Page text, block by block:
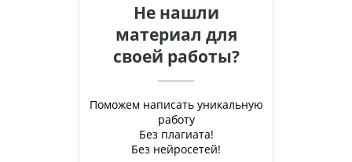
Не нашли
материал для
своей работы?
Поможем написать уникальную
работу
Без плагиата!
Без нейросетей!